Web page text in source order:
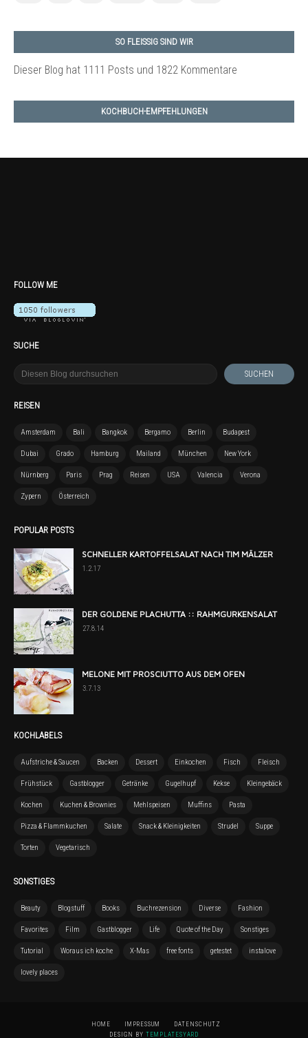
SO FLEISSIG SIND WIR
Dieser Blog hat 1111 Posts und 1822 Kommentare
KOCHBUCH-EMPFEHLUNGEN
FOLLOW ME
SUCHE
REISEN
Amsterdam Bali Bangkok Bergamo Berlin Budapest
Dubai Grado Hamburg Mailand München New York
Nürnberg Paris Prag Reisen USA Valencia Verona
Zypern Österreich
POPULAR POSTS
SCHNELLER KARTOFFELSALAT NACH TIM MÄLZER
1.2.17
DER GOLDENE PLACHUTTA :: RAHMGURKENSALAT
27.8.14
MELONE MIT PROSCIUTTO AUS DEM OFEN
3.7.13
KOCHLABELS
Aufstriche & Saucen Backen Dessert Einkochen Fisch Fleisch
Frühstück Gastblogger Getränke Gugelhupf Kekse Kleingebäck
Kochen Kuchen & Brownies Mehlspeisen Muffins Pasta
Pizza & Flammkuchen Salate Snack & Kleinigkeiten Strudel Suppe
Torten Vegetarisch
SONSTIGES
Beauty Blogstuff Books Buchrezension Diverse Fashion
Favorites Film Gastblogger Life Quote of the Day Sonstiges
Tutorial Woraus ich koche X-Mas free fonts getestet instalove
lovely places
HOME IMPRESSUM
DATENSCHUTZ
DESIGN BY TEMPLATESYARD